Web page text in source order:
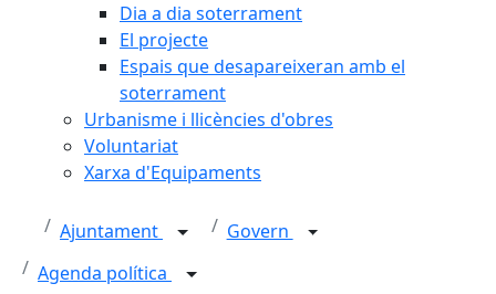
Dia a dia soterrament
El projecte
Espais que desapareixeran amb el
soterrament
Urbanisme i llicències d'obres
Voluntariat
Xarxa d'Equipaments
Ajuntament
Govern
Agenda política